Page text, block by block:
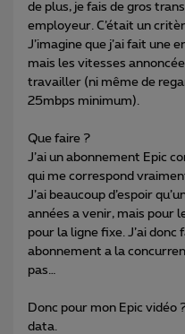
de plus, je fais de gros
employeur. C’était un
J’imagine que j’ai fait une
mais les vitesses
travailler (ni même de
25mbps minimum).
Que faire ?
J’ai un abonnement Epic
qui me correspond
J’ai beaucoup d’espoir
années a venir, mais pour
pour la ligne fixe. J’ai
abonnement a la
pas…
Donc pour mon Epic vidéo
data.